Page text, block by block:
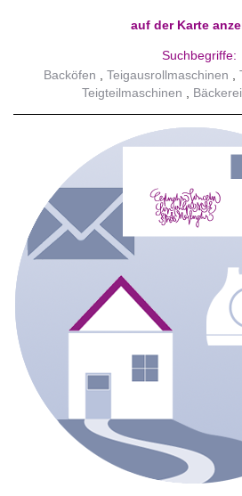
auf der Karte
Suchbegriffe:
Backöfen
Teigausrollmaschinen
Teigteilmaschinen